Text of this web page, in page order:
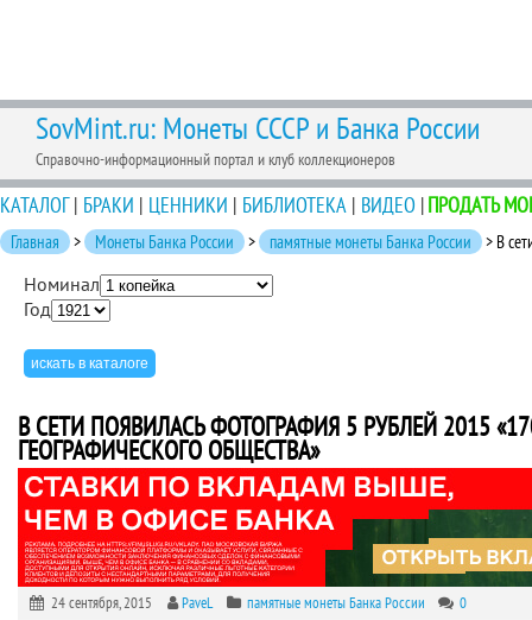
SovMint.ru: Монеты СССР и Банка России
Справочно-информационный портал и клуб коллекционеров
КАТАЛОГ| БРАКИ | ЦЕННИКИ | БИБЛИОТЕКА | ВИДЕО |ПРОДАТЬ
Главная > Монеты Банка России > памятные монеты Банка России > В
Номинал
Год
В СЕТИ ПОЯВИЛАСЬ ФОТОГРАФИЯ 5 РУБЛЕЙ 2015
ГЕОГРАФИЧЕСКОГО ОБЩЕСТВА»
24 сентября, 2015 PaveL памятные монеты Банка России 0